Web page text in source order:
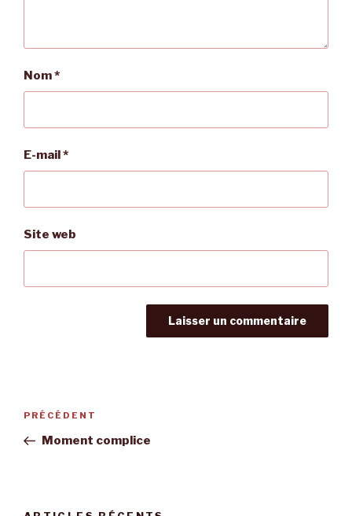
Nom*
E-mail*
Site web
Navigation
l’article
Article
précédent
PRÉCÉDENT
Moment complice